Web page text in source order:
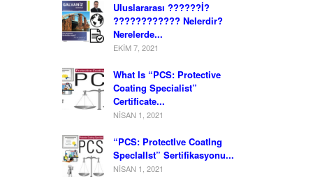
Uluslararası ??????İ?
???????????? Nelerdir?
Nerelerde...
EKIM 7, 2021
What Is “PCS: Protective
Coating Specialist”
Certificate...
NISAN 1, 2021
“PCS: ProtectIve CoatIng
SpecIalIst” Sertifikasyonu...
NISAN 1, 2021